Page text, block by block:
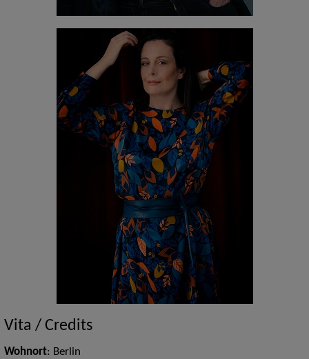
Vita / Credits
Wohnort: Berlin